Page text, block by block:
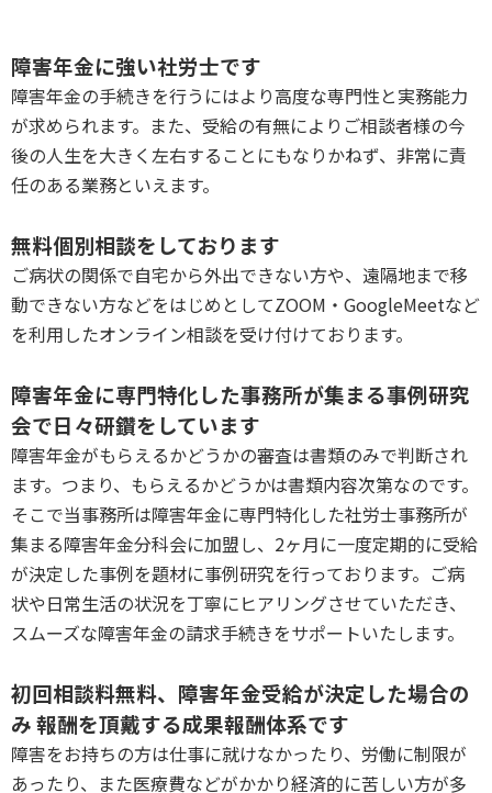
障害年金に強い社労士です
障害年金の手続きを行うにはより高度な専門性と実務能力
が求められます。また、受給の有無によりご相談者様の今
後の人生を大きく左右することにもなりかねず、非常に責
任のある業務といえます。
無料個別相談をしております
ご病状の関係で自宅から外出できない方や、遠隔地まで移
動できない方などをはじめとしてZOOM・GoogleMeetなど
を利用したオンライン相談を受け付けております。
障害年金に専門特化した事務所が集まる事例研究
会で日々研鑽をしています
障害年金がもらえるかどうかの審査は書類のみで判断され
ます。つまり、もらえるかどうかは書類内容次第なのです。
そこで当事務所は障害年金に専門特化した社労士事務所が
集まる障害年金分科会に加盟し、2ヶ月に一度定期的に受給
が決定した事例を題材に事例研究を行っております。ご病
状や日常生活の状況を丁寧にヒアリングさせていただき、
スムーズな障害年金の請求手続きをサポートいたします。
初回相談料無料、障害年金受給が決定した場合の
み 報酬を頂戴する成果報酬体系です
障害をお持ちの方は仕事に就けなかったり、労働に制限が
あったり、また医療費などがかかり経済的に苦しい方が多